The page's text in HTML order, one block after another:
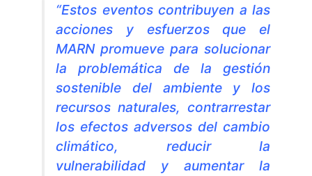
“Estos eventos contribuyen a las
acciones y esfuerzos que el
MARN promueve para solucionar
la problemática de la gestión
sostenible del ambiente y los
recursos naturales, contrarrestar
los efectos adversos del cambio
climático, reducir la
vulnerabilidad y aumentar la